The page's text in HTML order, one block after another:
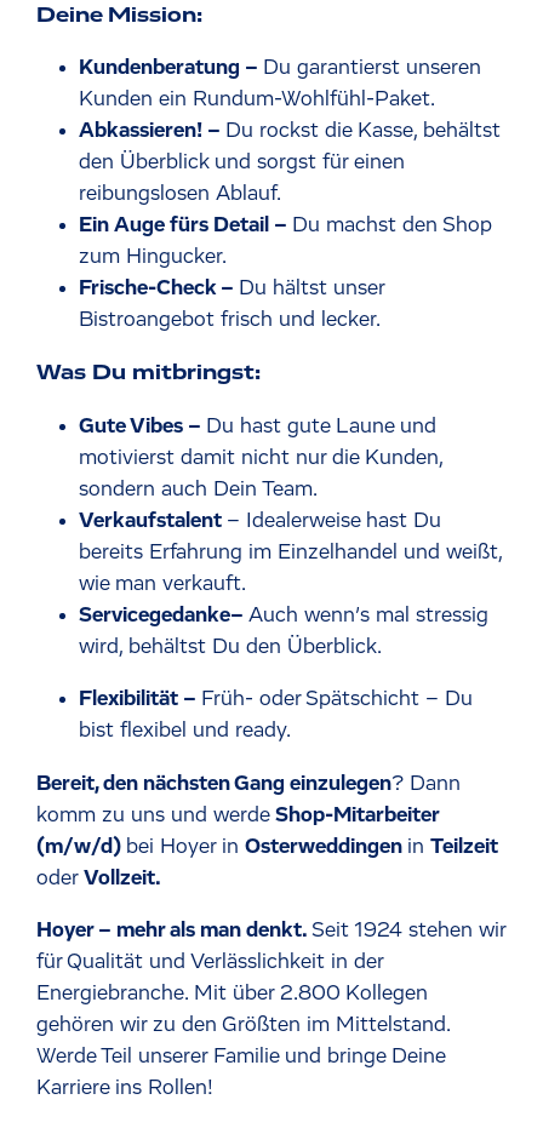
Deine Mission:
Kundenberatung – Du garantierst unseren
Kunden ein Rundum-Wohlfühl-Paket.
Abkassieren! – Du rockst die Kasse, behältst
den Überblick und sorgst für einen
reibungslosen Ablauf.
Ein Auge fürs Detail – Du machst den Shop
zum Hingucker.
Frische-Check – Du hältst unser
Bistroangebot frisch und lecker.
Was Du mitbringst:
Gute Vibes – Du hast gute Laune und
motivierst damit nicht nur die Kunden,
sondern auch Dein Team.
Verkaufstalent – Idealerweise hast Du
bereits Erfahrung im Einzelhandel und weißt,
wie man verkauft.
Servicegedanke–Auch wenn’s mal stressig
wird, behältst Du den Überblick.
Flexibilität – Früh- oder Spätschicht – Du
bist flexibel und ready.
Bereit, den nächsten Gang einzulegen? Dann
komm zu uns und werde Shop-Mitarbeiter
(m/w/d) bei Hoyer in Osterweddingen in Teilzeit
oder Vollzeit.
Hoyer – mehr als man denkt. Seit 1924 stehen wir
für Qualität und Verlässlichkeit in der
Energiebranche. Mit über 2.800 Kollegen
gehören wir zu den Größten im Mittelstand.
Werde Teil unserer Familie und bringe Deine
Karriere ins Rollen!